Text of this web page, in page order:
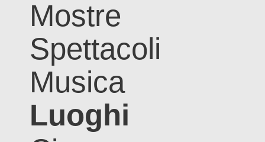
Mostre
Spettacoli
Musica
Luoghi